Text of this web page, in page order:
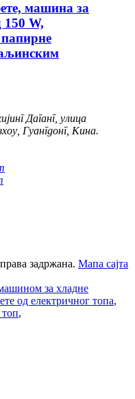
машина за
150 W,
Даганг, улица
Гуангдонг, Кина.
задржана. Мапа сајта
за хладне
од електричног топа,
,